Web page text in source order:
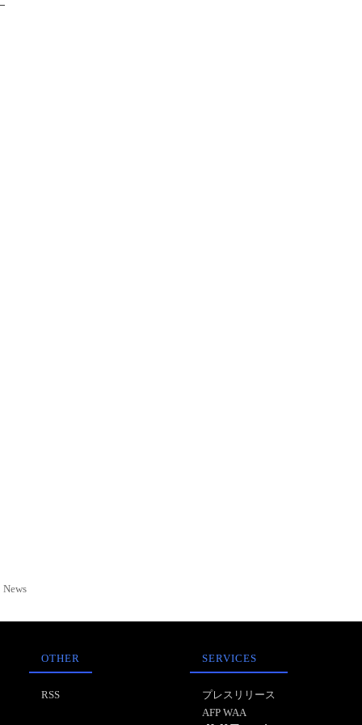
OTHER
RSS
SERVICES
プレスリリース
AFP WAA